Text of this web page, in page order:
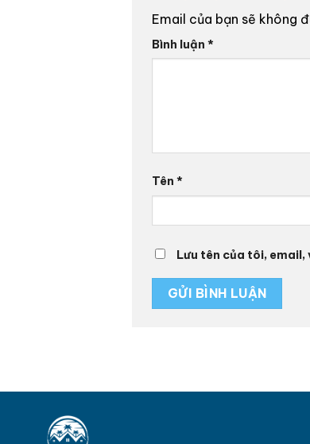
Email của bạn sẽ không
Bình luận*
Tên*
Lưu tên của tôi,